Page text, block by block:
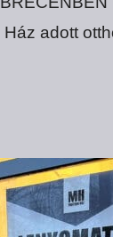
adott